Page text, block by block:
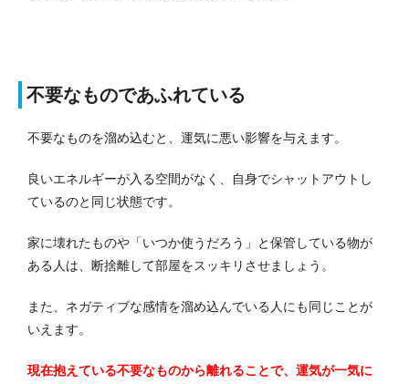
不要なものであふれている
不要なものを溜め込むと、運気に悪い影響を与えます。
良いエネルギーが入る空間がなく、自身でシャットアウトし
ているのと同じ状態です。
家に壊れたものや「いつか使うだろう」と保管している物が
ある人は、断捨離して部屋をスッキリさせましょう。
また、ネガティブな感情を溜め込んでいる人にも同じことが
いえます。
現在抱えている不要なものから離れることで、運気が一気に